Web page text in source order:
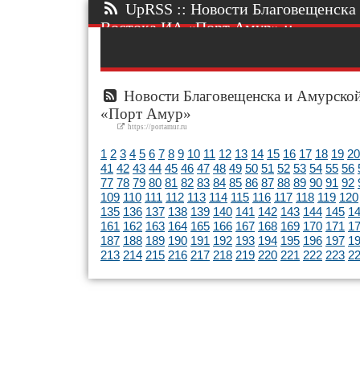
UpRSS :: Новости
Востока ИА «Порт Амур» ::.
Новости Благовещенска и
«Порт Амур»
https://portamur.ru
1 2 3 4 5 6 7 8 9 10 11 12 13 14 15 16 17 18 19 20
41 42 43 44 45 46 47 48 49 50 51 52 53 54 55 56
77 78 79 80 81 82 83 84 85 86 87 88 89 90 91 92
109 110 111 112 113 114 115 116 117 118 119 120
135 136 137 138 139 140 141 142 143 144 145
161 162 163 164 165 166 167 168 169 170 171
187 188 189 190 191 192 193 194 195 196 197
213 214 215 216 217 218 219 220 221 222 223